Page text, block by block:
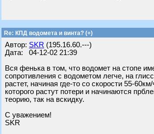
Re: КПД водомета и винта? (+)
Автор: SKR (195.16.60.---)
Дата: 04-12-02 21:39
Вся фенька в том, что водомет на стопе
сопротивления с водометом легче, на
растет, начиная где-то со скорости 55-
которого растут потери и начинаются
теорию, так на вскидку.
С уважением!
SKR